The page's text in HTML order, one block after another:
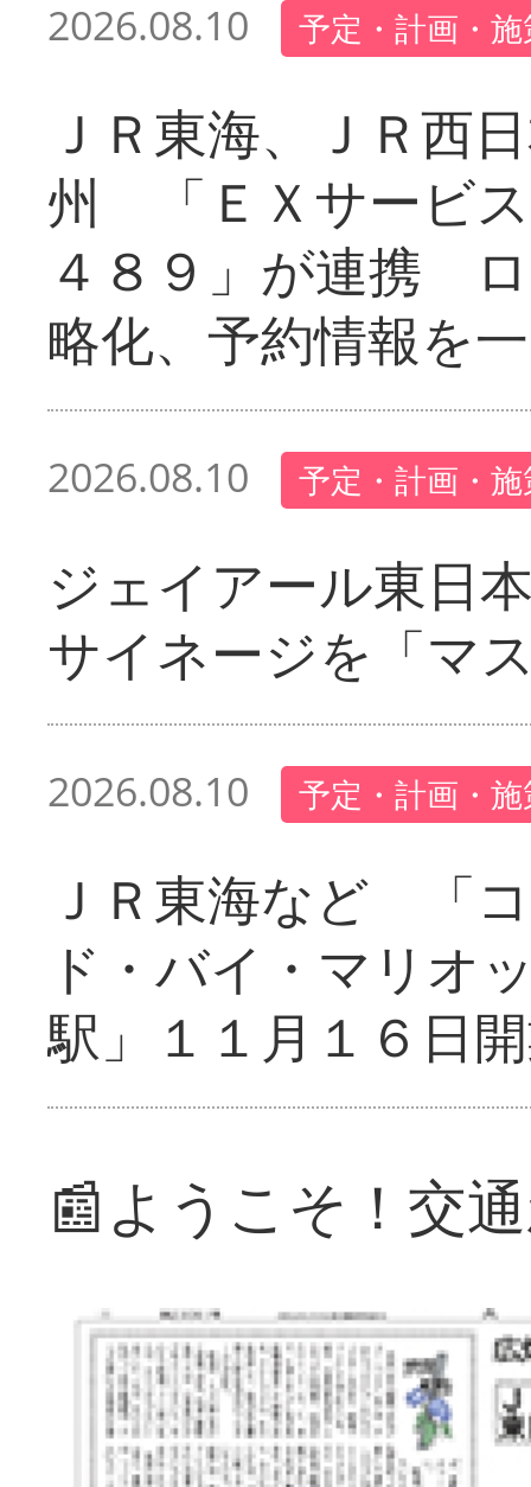
2026.08.10 予定・計画・
ＪＲ東海、ＪＲ西
州 「ＥＸサービ
４８９」が連携
略化、予約情報を
2026.08.10 予定・計画・
ジェイアール東日
サイネージを「マ
2026.08.10 予定・計画・
ＪＲ東海など 「
ド・バイ・マリオ
駅」１１月１６日
📰ようこそ！交